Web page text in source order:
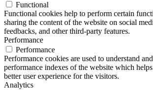
Functional
Functional cookies help to perform certain
sharing the content of the website on social
feedbacks, and other third-party features.
Performance
Performance
Performance cookies are used to understand
performance indexes of the website which
better user experience for the visitors.
Analytics